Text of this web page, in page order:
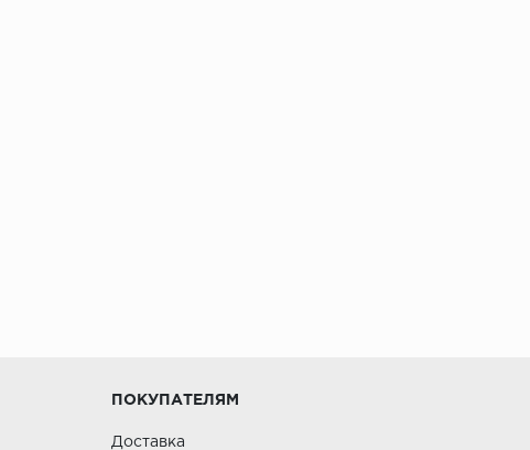
ПОКУПАТЕЛЯМ
Доставка